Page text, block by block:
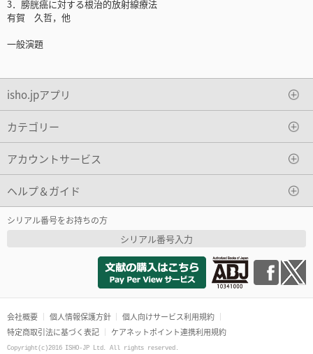
3．膀胱癌に対する根治的放射線療法
有賀 久哲，他
一般演題
isho.jpアプリ
カテゴリー
アカウントサービス
ヘルプ＆ガイド
シリアル番号をお持ちの方
シリアル番号入力
会社概要 個人情報保護方針
個人向けサービス利用規約
特定商取引法に基づく表記
ケアネットポイント連携利用規約
Copyright(c)2016 ISHO-JP Ltd. All rights reserved.